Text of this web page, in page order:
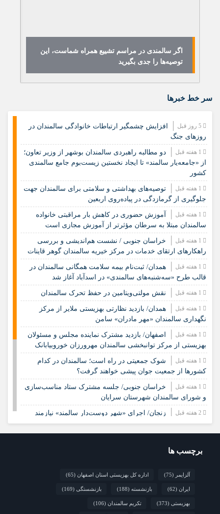
اگر سالمندی در مراسم تشییع همراه شماست، این
توصیه‌ها را جدی بگیرید
سر خط خبرها
افزایش چشمگیر ارتباطات خانوادگی سالمندان در
روزهای جنگ
دو مطالبه راهبردی سالمندان بوشهر از وزیر تعاون؛
از «جامعه‌یار سالمند» تا ایجاد نخستین زیست‌بوم جامع سالمندی
کشور
️توصیه‌های بهداشتی و سلامتی برای سالمندان جهت
جلوگیری از گرمازدگی در پیاده‌روی اربعین
آموزش حضوری در کاهش بار مراقبتی خانواده
سالمندان مبتلا به سرطان مؤثرتر از آموزش مجازی است
خراسان جنوبی / نشست هم‌اندیشی و بررسی
راهکارهای ارتقای خدمات در مرکز خیریه سالمندان گوهر قاینات
همدان/ ثبت‌نام بیمه سلامت همگانی سالمندان در
قالب طرح «سه‌شنبه‌های سالمندی» در اسدآباد آغاز شد
نقش مولتی‌ویتامین در حفظ تحرک سالمندان
همدان/ بازدید نظارتی بهزیستی ملایر از مرکز
نگهداری سالمندان «مهر مادران» سامن
اصفهان/ بازدید مشترک نماینده مجلس و مسئولان
بهزیستی از مرکز توانبخشی سالمندان مهرورزان خوروبیابانک
شوک جمعیتی در راه است؛ سالمندان در کدام
کشورها از جمعیت جوان پیشی خواهند گرفت؟
خراسان جنوبی/ جلسه مشترک ستاد مناسب‌سازی
و شورای سالمندان شهرستان سرایان
زنجان/ اجرای «شهر دوست‌دار سالمند» نیازمند
مشارکت همه دستگاه‌هاست
محلی و مشارکت اجتماعی
مورد چگونگی مشارکت رویکردهای جامعه‌محور در سالمندی سالم
فارس/ سه‌گانه افتتاح مراکز سالمندان در هفته
بهزیستی؛ پاسداشت مقام مادربزرگ‌ها و پدربزرگ‌ها
برچسب ها
آلزایمر (75) اداره کل بهزیستی استان اصفهان (65)
ایران (62) بازنشسته (188) بازنشستگی (169)
بهزیستی (373) تکریم سالمندان (106)